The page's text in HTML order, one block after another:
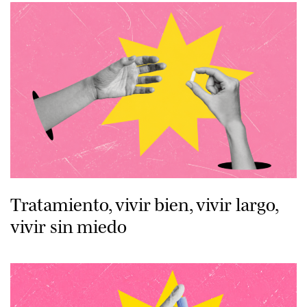
Tratamiento, vivir bien, vivir largo,
vivir sin miedo